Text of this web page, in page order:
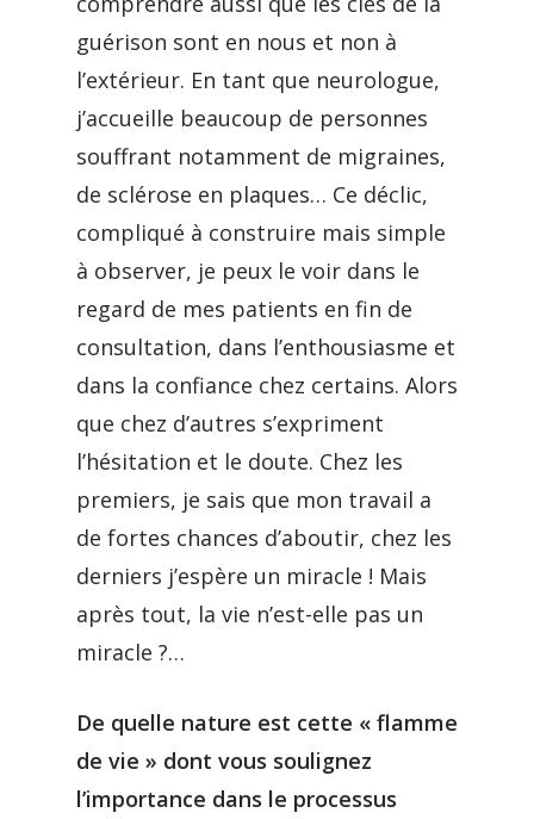
guérison sont en nous et non à
l’extérieur. En tant que neurologue,
j’accueille beaucoup de personnes
souffrant notamment de migraines,
de sclérose en plaques… Ce déclic,
compliqué à construire mais simple
à observer, je peux le voir dans le
regard de mes patients en fin de
consultation, dans l’enthousiasme et
dans la confiance chez certains. Alors
que chez d’autres s’expriment
l’hésitation et le doute. Chez les
premiers, je sais que mon travail a
de fortes chances d’aboutir, chez les
derniers j’espère un miracle ! Mais
après tout, la vie n’est-elle pas un
miracle ?…
De quelle nature est cette « flamme
de vie » dont vous soulignez
l’importance dans le processus